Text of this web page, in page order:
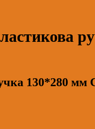
130*280 мм